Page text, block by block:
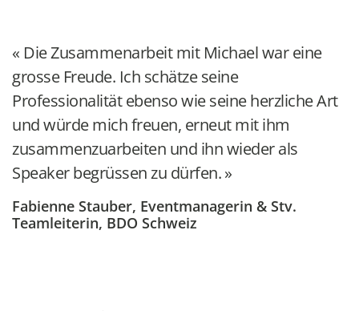
Die Zusammenarbeit mit Michael war eine
grosse Freude. Ich schätze seine
Professionalität ebenso wie seine herzliche Art
und würde mich freuen, erneut mit ihm
zusammenzuarbeiten und ihn wieder als
Speaker begrüssen zu dürfen.
Fabienne Stauber, Eventmanagerin & Stv.
Teamleiterin, BDO Schweiz